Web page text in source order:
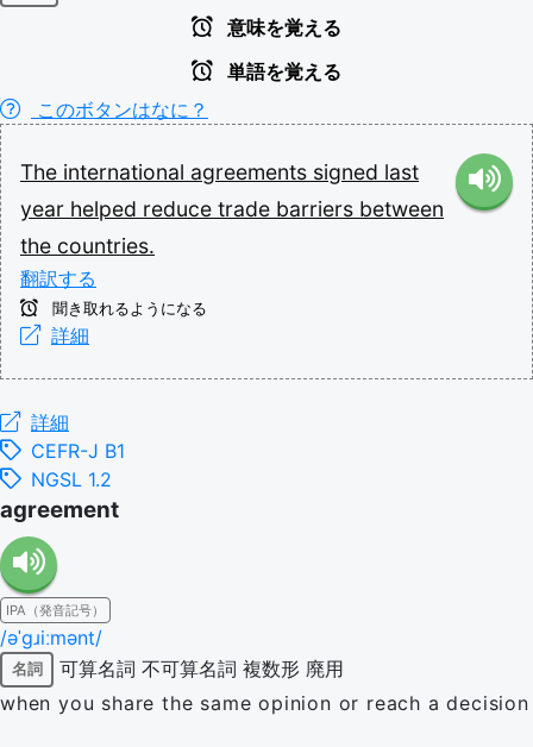
意味を覚える
単語を覚える
このボタンはなに？
The international agreements signed last
year helped reduce trade barriers between
the countries.
翻訳する
聞き取れるようになる
詳細
詳細
CEFR-J B1
NGSL 1.2
agreement
IPA（発音記号）
/əˈɡɹiːmənt/
名詞 可算名詞 不可算名詞 複数形 廃用
when you share the same opinion or reach a decision